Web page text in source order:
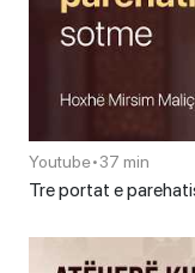
Youtube•37 min
Tre portat e